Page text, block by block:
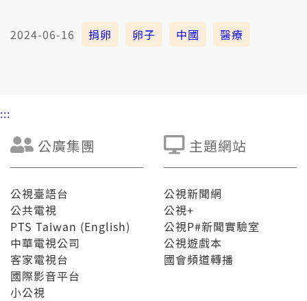
2024-06-16 捐卵 卵子 中國 醫療
:::
公廣集團
公視臺語台
公共電視
PTS Taiwan (English)
中華電視公司
客家電視台
國際影音平台
小公視
主題網站
公視新聞網
公視+
公視P#新聞實驗室
公視遊戲本
國會頻道轉播